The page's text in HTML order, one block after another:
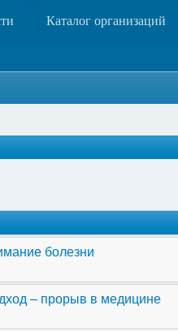
Каталог организаций
болезни
– прорыв в медицине